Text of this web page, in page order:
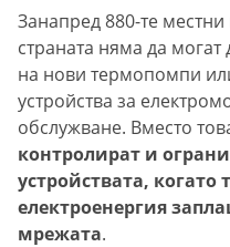
Занапред 880-те
страната няма да
на нови термопомпи
устройства за
обслужване. Вместо
контролират и
устройствата, когато
електроенергия
мрежата.